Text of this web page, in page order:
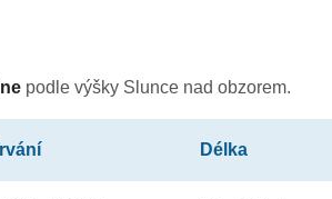
podle výšky Slunce nad obzorem.
Délka